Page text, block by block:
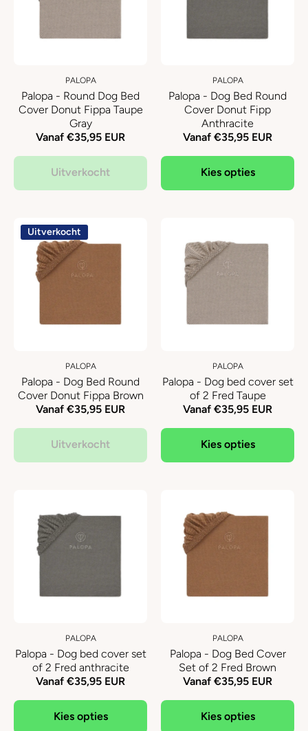
PALOPA
Palopa - Round Dog Bed
Cover Donut Fippa Taupe
Gray
Vanaf €35,95 EUR
Uitverkocht
PALOPA
Palopa - Dog Bed Round
Cover Donut Fipp
Anthracite
Vanaf €35,95 EUR
Kies opties
Uitverkocht
PALOPA
Palopa - Dog Bed Round
Cover Donut Fippa Brown
Vanaf €35,95 EUR
Uitverkocht
PALOPA
Palopa - Dog bed cover set
of 2 Fred Taupe
Vanaf €35,95 EUR
Kies opties
PALOPA
Palopa - Dog bed cover set
of 2 Fred anthracite
Vanaf €35,95 EUR
Kies opties
PALOPA
Palopa - Dog Bed Cover
Set of 2 Fred Brown
Vanaf €35,95 EUR
Kies opties